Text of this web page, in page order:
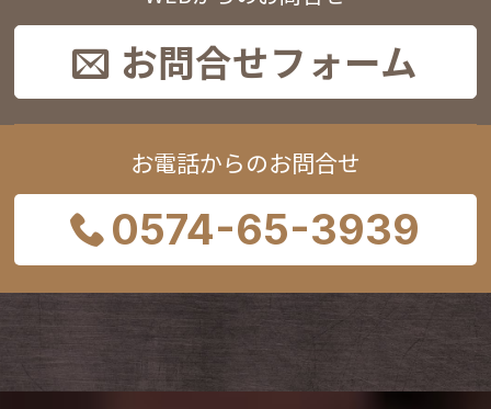
お問合せフォーム
お電話からのお問合せ
0574-65-3939